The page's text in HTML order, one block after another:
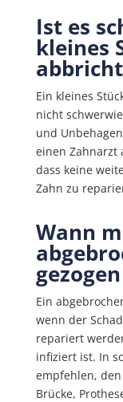
Ist es
kleines
Ein kleines
nicht
und
einen Zahnarzt
dass keine
Zahn zu
Wann
Ein
wenn der
repariert
infiziert ist. In
empfehlen,
Brücke,